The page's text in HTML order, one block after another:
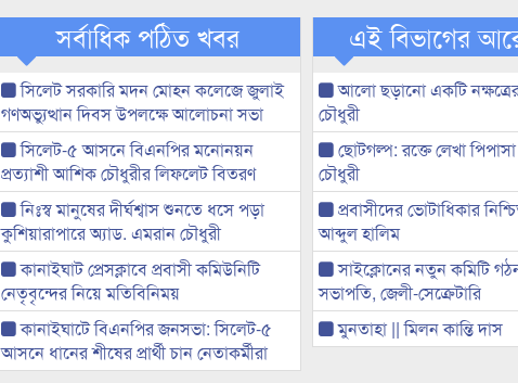
সর্বাধিক পঠিত খবর
সিলেট সরকারি মদন মোহন কলেজে জুলাই
গণঅভ্যুত্থান দিবস উপলক্ষে আলোচনা সভা
সিলেট-৫ আসনে বিএনপির মনোনয়ন
প্রত্যাশী আশিক চৌধুরীর লিফলেট বিতরণ
নিঃস্ব মানুষের দীর্ঘশ্বাস শুনতে ধসে পড়া
কুশিয়ারাপারে অ্যাড. এমরান চৌধুরী
কানাইঘাট প্রেসক্লাবে প্রবাসী কমিউনিটি
নেতৃবৃন্দের নিয়ে মতিবিনিময়
কানাইঘাটে বিএনপির জনসভা: সিলেট-৫
আসনে ধানের শীষের প্রার্থী চান নেতাকর্মীরা
এই বিভাগের
আলো ছড়ানো একটি
চৌধুরী
ছোটগল্প: রক্তে লেখা
চৌধুরী
প্রবাসীদের ভোটাধিকার
আব্দুল হালিম
সাইক্লোনের নতুন কমিটি
সভাপতি, জেলী-সেক্রেটারি
মুনতাহা || মিলন কান্তি দাস